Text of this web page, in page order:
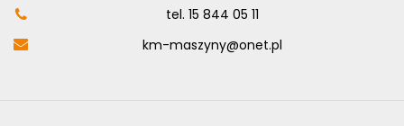
tel. 15 844 05 11
km-maszyny@onet.pl